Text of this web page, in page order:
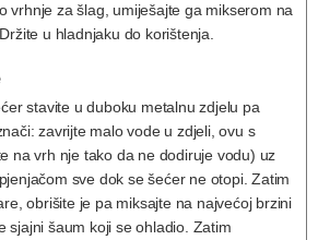
vrhnje za šlag, umiješajte ga mikserom na
u hladnjaku do korištenja.
stavite u duboku metalnu zdjelu pa
zavrijte malo vode u zdjeli, ovu s
na vrh nje tako da ne dodiruje vodu) uz
sve dok se šećer ne otopi. Zatim
obrišite je pa miksajte na najvećoj brzini
sjajni šaum koji se ohladio. Zatim